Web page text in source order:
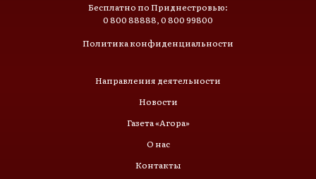
Бесплатно по Приднестровью:
0 800 88888, 0 800 99800
Политика конфиденциальности
Направления деятельности
Новости
Газета «Агора»
О нас
Контакты